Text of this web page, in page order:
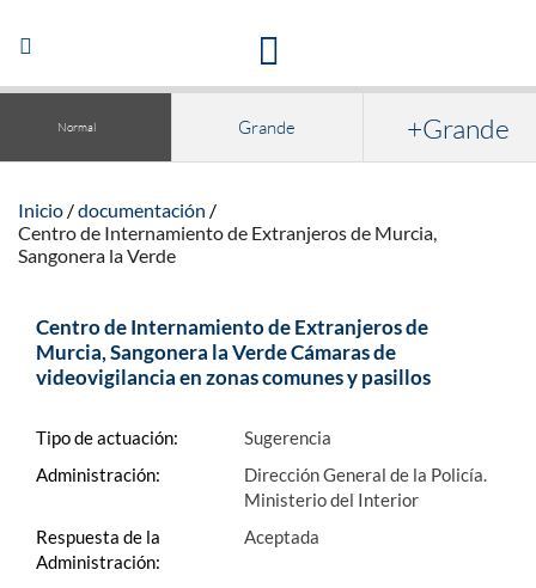
Abrir/Cerrar
navegación
Normal Grande +Grande
Inicio
documentación
Centro de Internamiento de Extranjeros de Murcia,
Sangonera la Verde
Centro de Internamiento de Extranjeros de
Murcia, Sangonera la Verde Cámaras de
videovigilancia en zonas comunes y pasillos
Tipo de actuación:
Sugerencia
Administración:
Dirección General de la Policía.
Ministerio del Interior
Respuesta de la
Administración:
Aceptada